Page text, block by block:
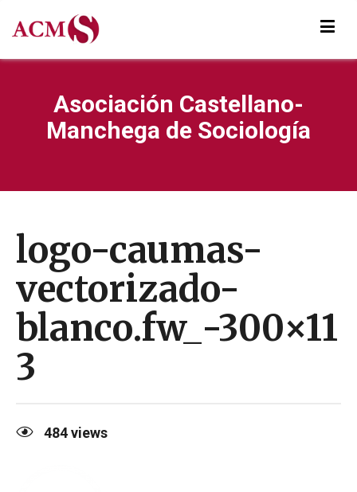
Asociación Castellano-
Manchega de Sociología
logo-caumas-
vectorizado-
blanco.fw_-300×11
3
484views